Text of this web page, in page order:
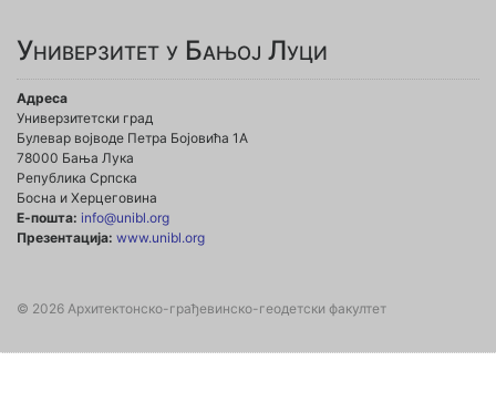
Универзитет у Бањој Луци
Адреса
Универзитетски град
Булевар војводе Петра Бојовића 1А
78000 Бања Лука
Република Српска
Босна и Херцеговина
Е-пошта: info@unibl.org
Презентација: www.unibl.org
© 2026 Архитектонско-грађевинско-геодетски факултет